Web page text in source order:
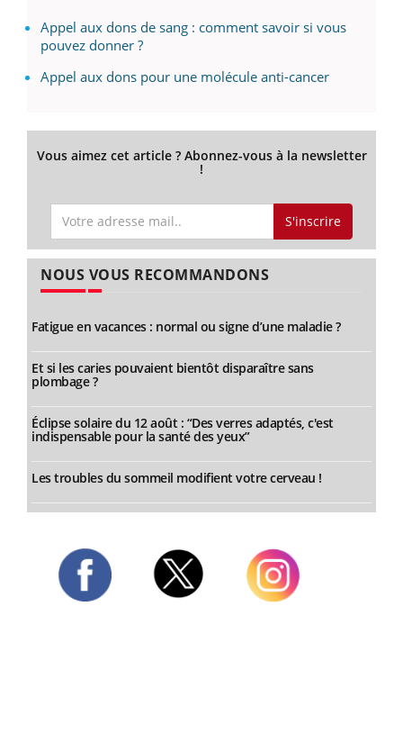
Appel aux dons de sang : comment savoir si vous
pouvez donner ?
Appel aux dons pour une molécule anti-cancer
Vous aimez cet article ? Abonnez-vous à la newsletter
!
S'inscrire
NOUS VOUS RECOMMANDONS
Fatigue en vacances : normal ou signe d’une maladie ?
Et si les caries pouvaient bientôt disparaître sans
plombage ?
Éclipse solaire du 12 août : “Des verres adaptés, c'est
indispensable pour la santé des yeux”
Les troubles du sommeil modifient votre cerveau !